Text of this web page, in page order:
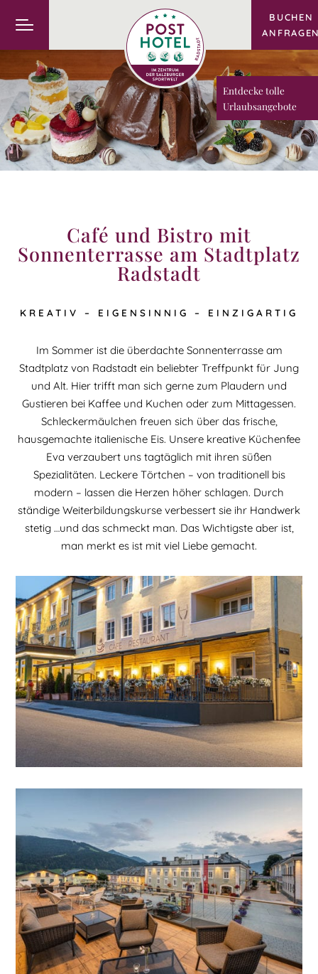
BUCHEN
Entdecke tolle
Urlaubsangebote
Café und Bistro mit
Sonnenterrasse am Stadtplatz
Radstadt
KREATIV – EIGENSINNIG – EINZIGARTIG
Im Sommer ist die überdachte Sonnenterrasse am
Stadtplatz von Radstadt ein beliebter Treffpunkt für Jung
und Alt. Hier trifft man sich gerne zum Plaudern und
Gustieren bei Kaffee und Kuchen oder zum Mittagessen.
Schleckermäulchen freuen sich über das frische,
hausgemachte italienische Eis. Unsere kreative Küchenfee
Eva verzaubert uns tagtäglich mit ihren süßen
Spezialitäten. Leckere Törtchen – von traditionell bis
modern – lassen die Herzen höher schlagen. Durch
ständige Weiterbildungskurse verbessert sie ihr Handwerk
stetig …und das schmeckt man. Das Wichtigste aber ist,
man merkt es ist mit viel Liebe gemacht.